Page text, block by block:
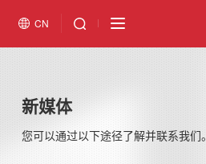
CN
新媒体
您可以通过以下途径了解并联系我们。